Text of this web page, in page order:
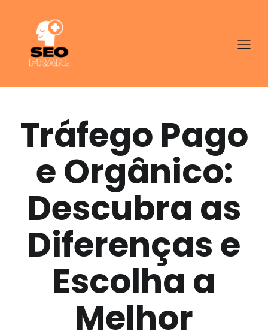
Tráfego Pago
e Orgânico:
Descubra as
Diferenças e
Escolha a
Melhor